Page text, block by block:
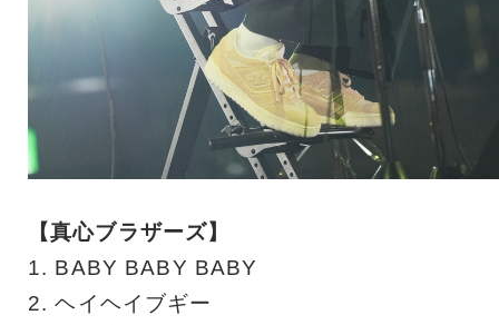
【真心ブラザーズ】
1. BABY BABY BABY
2. ヘイヘイブギー